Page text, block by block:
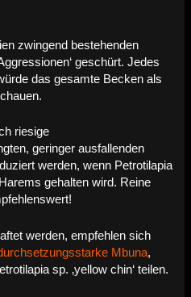
zwingend bestehenden
geschürt. Jedes
das gesamte Becken als
riesige
geringer ausfallenden
werden, wenn Petrotilapia
gehalten wird. Reine
werden, empfehlen sich
Mbuna,
sp. ‚yellow chin‘ teilen.